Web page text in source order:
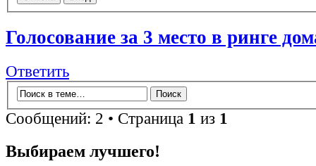
Голосование за 3 место в ринге
Ответить
Сообщений: 2 • Страница 1 из 1
Выбираем лучшего!